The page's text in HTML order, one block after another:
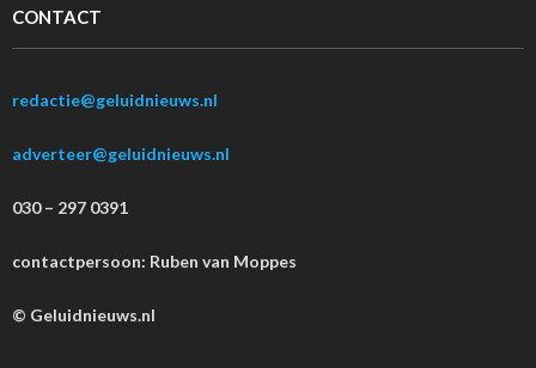
CONTACT
redactie@geluidnieuws.nl
adverteer@geluidnieuws.nl
030 – 297 0391
contactpersoon: Ruben van Moppes
© Geluidnieuws.nl